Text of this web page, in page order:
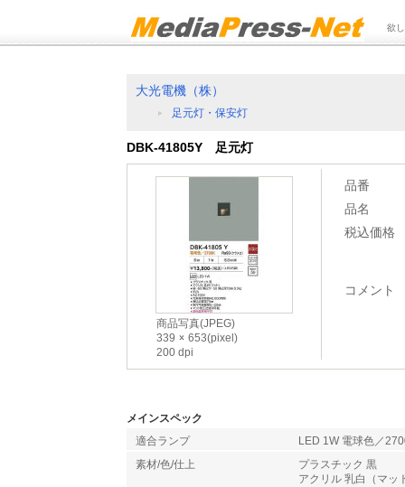
欲
大光電機（株）
足元灯・保安灯
DBK-41805Y 足元灯
商品写真(JPEG)
339
653(pixel)
200 dpi
品番
品名
税込価格
コメント
メインスペック
適合ランプ
LED 1W 電球色／
素材/色/仕上
プラスチック 黒
アクリル 乳白（マッ